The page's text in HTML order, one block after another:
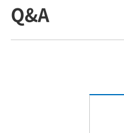
Q&A